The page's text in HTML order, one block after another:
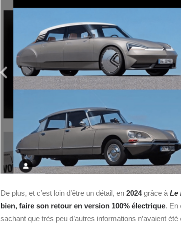
De plus, et c’est loin d’être un détail, en 2024grâce à Le
bien, faire son retour en version 100% électrique. En
sachant que très peu d’autres informations n’avaient